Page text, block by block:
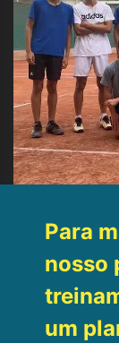
Para
nosso
um